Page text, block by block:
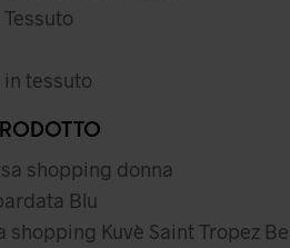
Tessuto
in tessuto
shopping donna
Blu
shopping Kuvè Saint Tropez